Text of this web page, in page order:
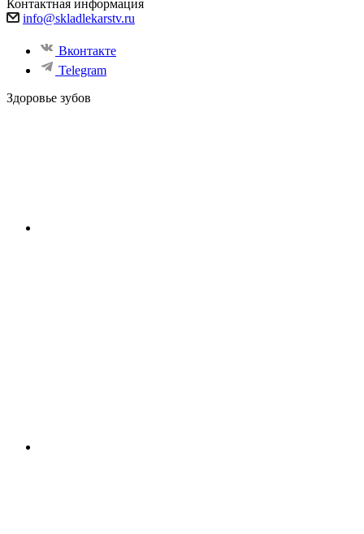
Контактная информация
info@skladlekarstv.ru
Вконтакте
Telegram
Здоровье зубов